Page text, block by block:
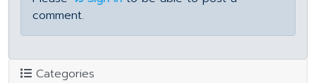
comment.
Categories